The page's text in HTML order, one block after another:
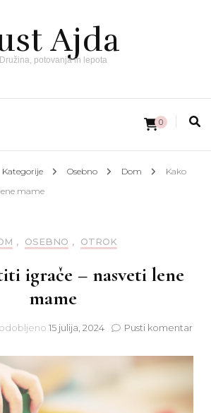
Ajda
Družina, potovanja in lepota
0
Kategorije Osebno Dom
Kako
mame
, OSEBNO , OTROK
igrače – nasveti lene
mame
15 julija, 2024 Pusti komentarna